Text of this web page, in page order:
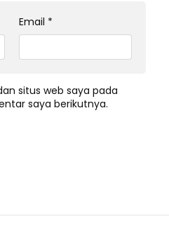
Email *
situs web saya pada
saya berikutnya.